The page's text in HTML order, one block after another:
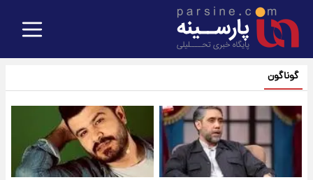
گوناگون